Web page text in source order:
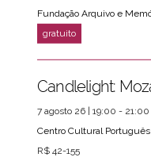
7 agosto 26 | 19:00 - 21:00
Centro Cultural Português
R$ 42-155